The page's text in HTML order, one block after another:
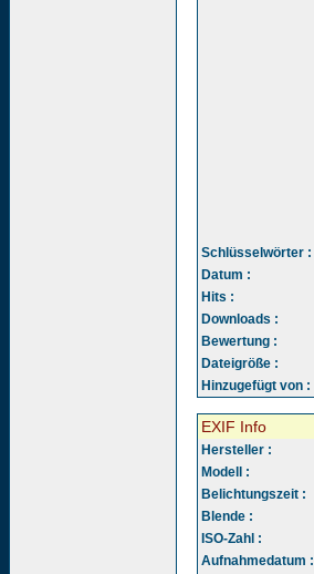
Schlüsselwörter :
Datum :
Hits :
Downloads :
Bewertung :
Dateigröße :
Hinzugefügt von :
EXIF Info
Hersteller :
Modell :
Belichtungszeit :
Blende :
ISO-Zahl :
Aufnahmedatum :